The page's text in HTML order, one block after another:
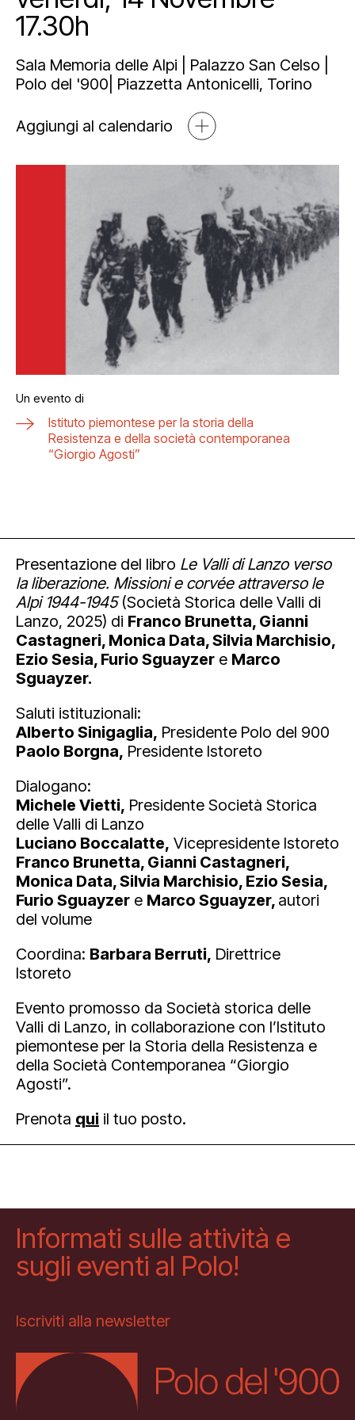
Educational
Esposizioni
Art Bonus
Partnership e sponsorship
Mediahub
Multimedia
Open tools
Blog
Orari e contatti
17.30h
Sala Memoria delle Alpi | Palazzo San Celso |
Polo del '900| Piazzetta Antonicelli, Torino
Aggiungi al calendario
Un evento di
Istituto piemontese per la storia della
Resistenza e della società contemporanea
“Giorgio Agosti”
Presentazione del libro Le Valli di Lanzo verso
la liberazione. Missioni e corvée attraverso le
Alpi 1944-1945(Società Storica delle Valli di
Lanzo, 2025) di Franco Brunetta, Gianni
Castagneri, Monica Data, Silvia Marchisio,
Ezio Sesia, Furio Sguayzer e Marco
Sguayzer.
Saluti istituzionali:
Alberto Sinigaglia, Presidente Polo del 900
Paolo Borgna, Presidente Istoreto
Dialogano:
Michele Vietti, Presidente Società Storica
delle Valli di Lanzo
Luciano Boccalatte, Vicepresidente Istoreto
Franco Brunetta, Gianni Castagneri,
Monica Data, Silvia Marchisio, Ezio Sesia,
Furio Sguayzer e Marco Sguayzer, autori
del volume
Coordina: Barbara Berruti, Direttrice
Istoreto
Evento promosso da Società storica delle
Valli di Lanzo, in collaborazione con l’Istituto
piemontese per la Storia della Resistenza e
della Società Contemporanea “Giorgio
Agosti”.
Prenota qui il tuo posto.
Informati sulle attività e
sugli eventi al Polo!
Iscriviti alla newsletter